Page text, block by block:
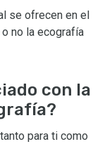
se ofrecen en el
no la ecografía
con la
para ti como